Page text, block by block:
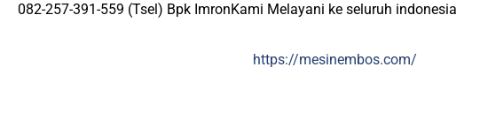
082-257-391-559 (Tsel) Bpk ImronKami Melayani ke seluruh indonesia
https://mesinembos.com/